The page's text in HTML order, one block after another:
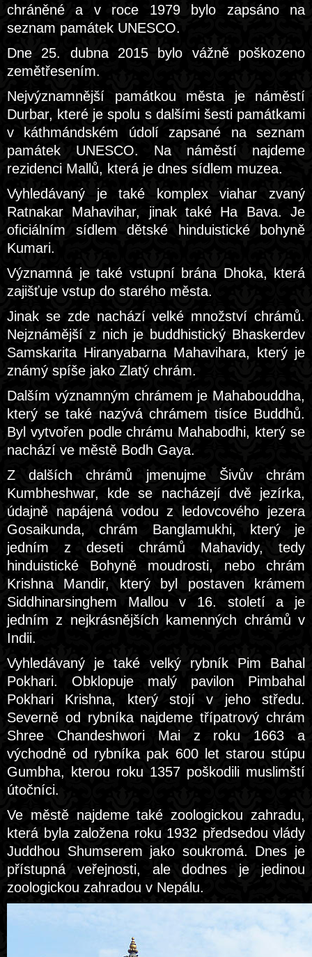
chráněné a v roce 1979 bylo zapsáno na
seznam památek UNESCO.
Dne 25. dubna 2015 bylo vážně poškozeno
zemětřesením.
Nejvýznamnější památkou města je náměstí
Durbar, které je spolu s dalšími šesti památkami
v káthmándském údolí zapsané na seznam
památek UNESCO. Na náměstí najdeme
rezidenci Mallů, která je dnes sídlem muzea.
Vyhledávaný je také komplex viahar zvaný
Ratnakar Mahavihar, jinak také Ha Bava. Je
oficiálním sídlem dětské hinduistické bohyně
Kumari.
Významná je také vstupní brána Dhoka, která
zajišťuje vstup do starého města.
Jinak se zde nachází velké množství chrámů.
Nejznámější z nich je buddhistický Bhaskerdev
Samskarita Hiranyabarna Mahavihara, který je
známý spíše jako Zlatý chrám.
Dalším významným chrámem je Mahabouddha,
který se také nazývá chrámem tisíce Buddhů.
Byl vytvořen podle chrámu Mahabodhi, který se
nachází ve městě Bodh Gaya.
Z dalších chrámů jmenujme Šivův chrám
Kumbheshwar, kde se nacházejí dvě jezírka,
údajně napájená vodou z ledovcového jezera
Gosaikunda, chrám Banglamukhi, který je
jedním z deseti chrámů Mahavidy, tedy
hinduistické Bohyně moudrosti, nebo chrám
Krishna Mandir, který byl postaven krámem
Siddhinarsinghem Mallou v 16. století a je
jedním z nejkrásnějších kamenných chrámů v
Indii.
Vyhledávaný je také velký rybník Pim Bahal
Pokhari. Obklopuje malý pavilon Pimbahal
Pokhari Krishna, který stojí v jeho středu.
Severně od rybníka najdeme třípatrový chrám
Shree Chandeshwori Mai z roku 1663 a
východně od rybníka pak 600 let starou stúpu
Gumbha, kterou roku 1357 poškodili muslimští
útočníci.
Ve městě najdeme také zoologickou zahradu,
která byla založena roku 1932 předsedou vlády
Juddhou Shumserem jako soukromá. Dnes je
přístupná veřejnosti, ale dodnes je jedinou
zoologickou zahradou v Nepálu.